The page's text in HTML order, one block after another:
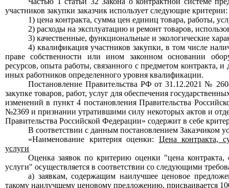
участников закупки заказчик использует следующие критерии:
1) цена контракта, сумма цен единиц товара, работы,
2) расходы на эксплуатацию и ремонт товаров,
3) качественные, функциональные и экологические
4) квалификация участников закупки, в том числе
праве собственности или ином законном основании
ресурсов, опыта работы, связанного с предметом контракта,
иных работников определенного уровня квалификации.
Постановление Правительства РФ от 31.12.2021№
закупке товаров, работ, услуг для обеспечения
изменений в пункт 4 постановления Правительства
№2369 и признании утратившими силу некоторых актов и
Правительства Российской Федерации» содержит в себе
В соответствии с данным постановлением Заказчиком
«Наименование критерия оценки: Цена контракта,
услуги
Оценка заявок по критерию оценки "цена
услуги" осуществляется в соответствии со следующими
а) заявкам, содержащим наилучшее ценовое
такому наилучшему ценовому предложению, присваивается